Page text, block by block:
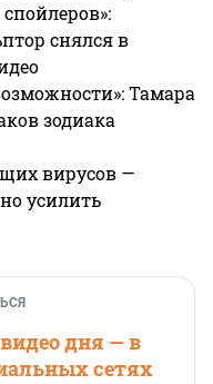
снялся в
Тамара
зодиака
вирусов —
усилить
дня — в
сетях